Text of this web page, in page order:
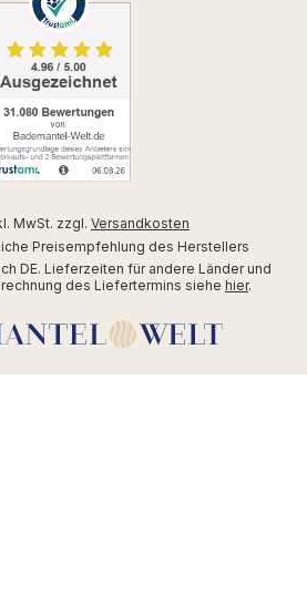
MwSt. zzgl. Versandkosten
Preisempfehlung des Herstellers
DE. Lieferzeiten für andere Länder und
des Liefertermins siehe hier.